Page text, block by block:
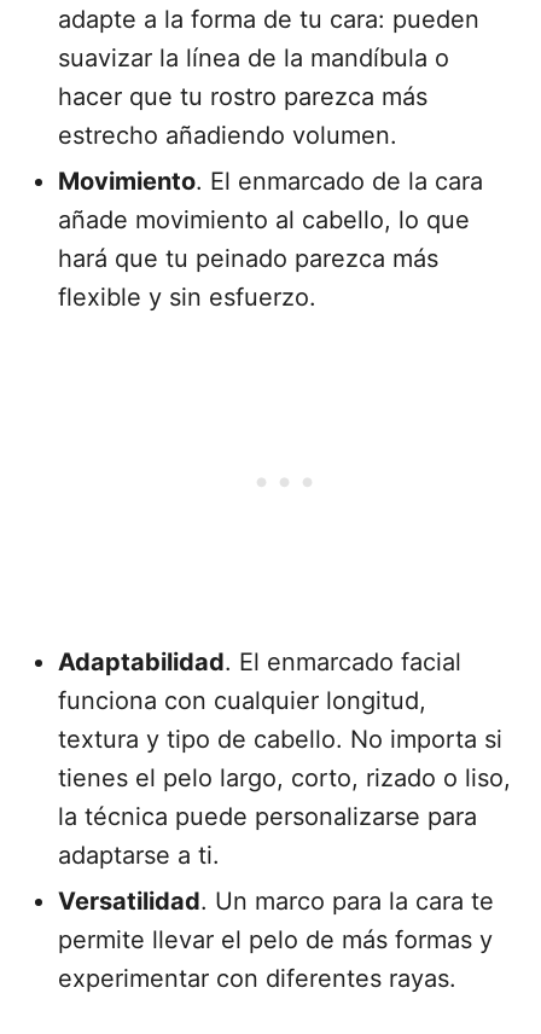
adapte a la forma de tu cara: pueden
suavizar la línea de la mandíbula o
hacer que tu rostro parezca más
estrecho añadiendo volumen.
Movimiento. El enmarcado de la cara
añade movimiento al cabello, lo que
hará que tu peinado parezca más
flexible y sin esfuerzo.
Adaptabilidad. El enmarcado facial
funciona con cualquier longitud,
textura y tipo de cabello. No importa si
tienes el pelo largo, corto, rizado o liso,
la técnica puede personalizarse para
adaptarse a ti.
Versatilidad. Un marco para la cara te
permite llevar el pelo de más formas y
experimentar con diferentes rayas.